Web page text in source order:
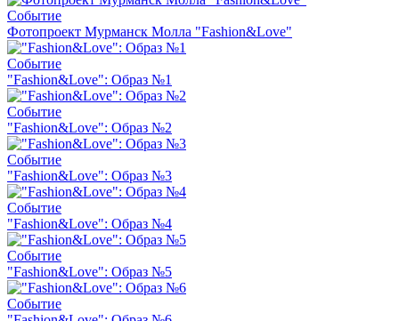
Событие
Фотопроект Мурманск Молла "Fashion&Love"
Событие
"Fashion&Love": Образ №1
Событие
"Fashion&Love": Образ №2
Событие
"Fashion&Love": Образ №3
Событие
"Fashion&Love": Образ №4
Событие
"Fashion&Love": Образ №5
Событие